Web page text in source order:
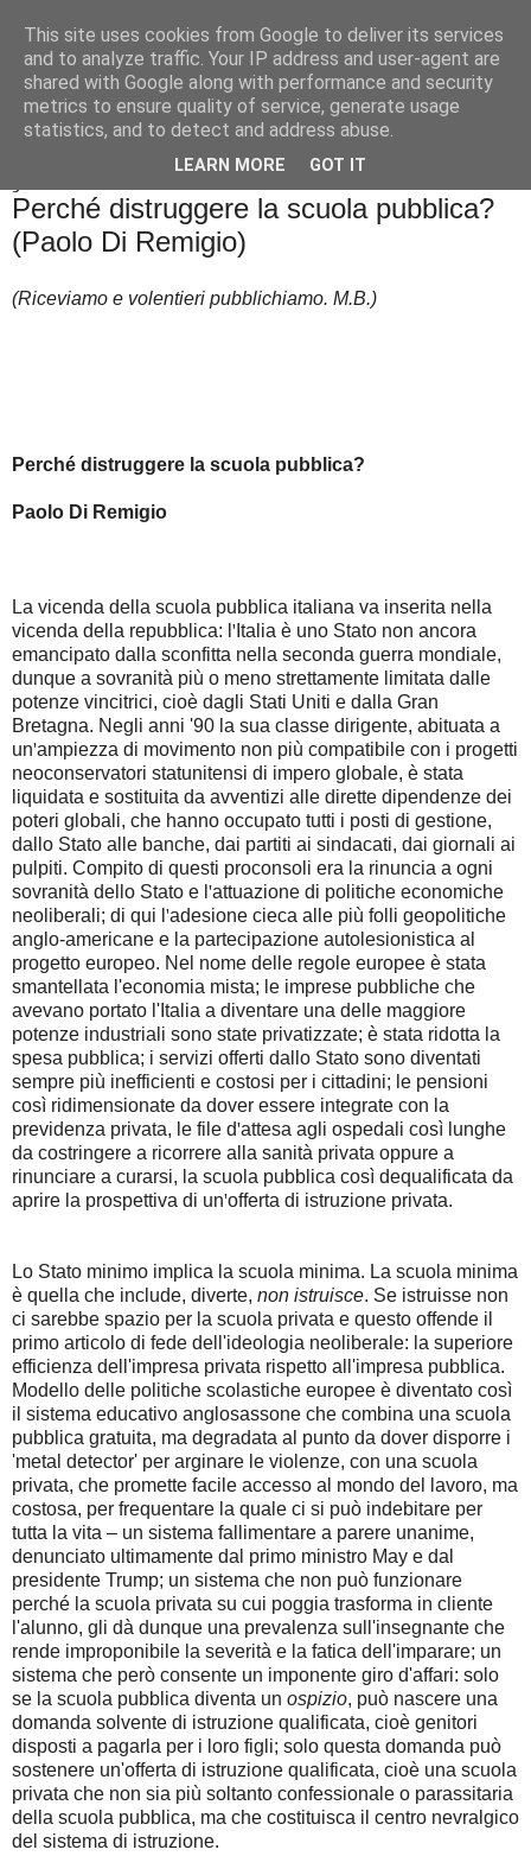
Badiale & Tringali
Perché distruggere la scuola pubblica?
(Paolo Di Remigio)
(Riceviamo e volentieri pubblichiamo. M.B.)
Perché distruggere la scuola pubblica?
Paolo Di Remigio
La vicenda della scuola pubblica italiana va inserita nella
vicenda della repubblica: l ' Italia è uno Stato non ancora
emancipato dalla sconfitta nella seconda guerra mondiale,
dunque a sovranità più o meno strettamente limitata dalle
potenze vincitrici, cioè dagli Stati Uniti e dalla Gran
Bretagna. Negli anni '90 la sua classe dirigente, abituata a
un'ampiezza di movimento non più compatibile con i progetti
neoconservatori statunitensi di impero globale, è stata
liquidata e sostituita da avventizi alle dirette dipendenze dei
poteri globali, che hanno occupato tutti i posti di gestione,
dallo Stato alle banche, dai partiti ai sindacati, dai giornali ai
pulpiti. Compito di questi proconsoli era la rinuncia a ogni
sovranità dello Stato e l 'attuazione di politiche economiche
neoliberali; di qui l 'adesione cieca alle più folli geopolitiche
anglo-americane e la partecipazione autolesionistica al
progetto europeo. Nel nome delle regole europee è stata
smantellata l'economia mista; le imprese pubbliche che
avevano portato l'Italia a diventare una delle maggiore
potenze industriali sono state privatizzate; è stata ridotta la
spesa pubblica; i servizi offerti dallo Stato sono diventati
sempre più inefficienti e costosi per i cittadini; le pensioni
così ridimensionate da dover essere integrate con la
previdenza privata, le file d'attesa agli ospedali così lunghe
da costringere a ricorrere alla sanità privata oppure a
rinunciare a curarsi, la scuola pubblica così dequalificata da
aprire la prospettiva di un'offerta di istruzione privata.
Lo Stato minimo implica la scuola minima. La scuola minima
è quella che include, diverte, non istruisce. Se istruisse non
ci sarebbe spazio per la scuola privata e questo offende il
primo articolo di fede dell'ideologia neoliberale: la superiore
efficienza dell'impresa privata rispetto all'impresa pubblica.
Modello delle politiche scolastiche europee è diventato così
il sistema educativo anglosassone che combina una scuola
pubblica gratuita, ma degradata al punto da dover disporre i
'metal detector' per arginare le violenze, con una scuola
privata, che promette facile accesso al mondo del lavoro, ma
costosa, per frequentare la quale ci si può indebitare per
tutta la vita – un sistema fallimentare a parere unanime,
denunciato ultimamente dal primo ministro May e dal
presidente Trump; un sistema che non può funzionare
perché la scuola privata su cui poggia trasforma in cliente
l'alunno, gli dà dunque una prevalenza sull'insegnante che
rende improponibile la severità e la fatica dell'imparare; un
sistema che però consente un imponente giro d'affari: solo
se la scuola pubblica diventa un ospizio, può nascere una
domanda solvente di istruzione qualificata, cioè genitori
disposti a pagarla per i loro figli; solo questa domanda può
sostenere un'offerta di istruzione qualificata, cioè una scuola
privata che non sia più soltanto confessionale o parassitaria
della scuola pubblica, ma che costituisca il centro nevralgico
del sistema di istruzione.
This site uses cookies from Google to deliver its services
and to analyze traffic. Your IP address and user-agent are
shared with Google along with performance and security
metrics to ensure quality of service, generate usage
statistics, and to detect and address abuse.
LEARN MORE GOT IT